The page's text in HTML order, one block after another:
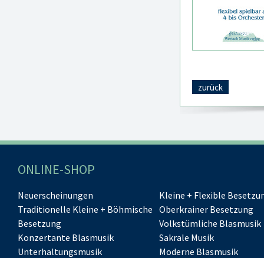
zurück
ONLINE-SHOP
Neuerscheinungen
Kleine + Flexible
Traditionelle Kleine + Böhmische
Besetzung
Oberkrainer Besetzung
Volkstümliche Blasmusik
Konzertante Blasmusik
Sakrale Musik
Unterhaltungsmusik
Moderne Blasmusik